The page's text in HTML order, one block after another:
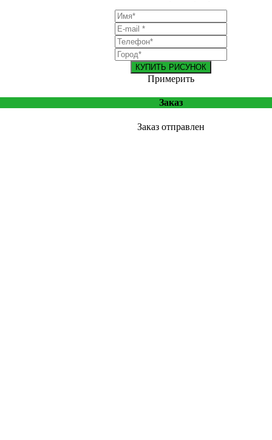
КУПИТЬ РИСУНОК
Примерить
Заказ
Заказ отправлен